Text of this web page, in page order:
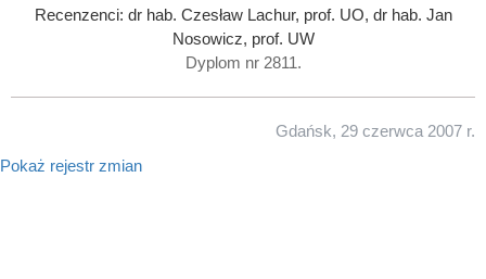
Recenzenci: dr hab. Czesław Lachur, prof. UO, dr hab. Jan
Nosowicz, prof. UW
Dyplom nr 2811.
Gdańsk, 29 czerwca 2007 r.
Pokaż rejestr zmian